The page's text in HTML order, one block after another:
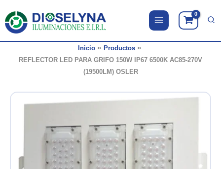
contenido
Inicio
Productos
REFLECTOR LED PARA GRIFO 150W IP67 6500K AC85-270V
(19500LM) OSLER